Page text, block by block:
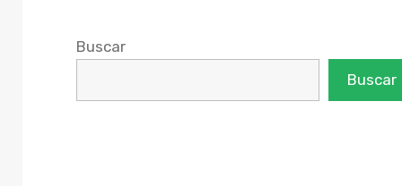
Buscar
Buscar